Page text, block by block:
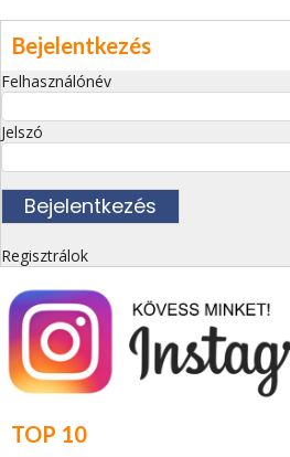
Bejelentkezés
Felhasználónév
Jelszó
Regisztrálok
TOP 10